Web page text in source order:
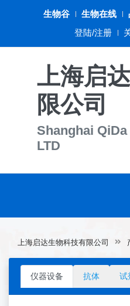
生物谷 生物在线
登陆/注册
上海启
限公司
Shanghai
LTD
上海启达生物科技有限公司
仪器设备 抗体 试